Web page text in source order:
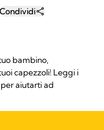
Condividi
bambino,
capezzoli! Leggi i
aiutarti ad